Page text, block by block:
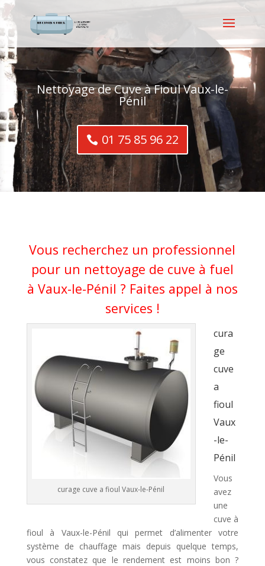
Nettoyage de Cuve à Fioul Vaux-le-
Pénil
01 75 85 96 22
Vous recherchez un professionnel
pour un nettoyage de cuve à fuel
à Vaux-le-Pénil ? Faites appel à nos
services !
curage cuve a fioul Vaux-le-Pénil
cura
ge
cuve
a
fioul
Vaux
-le-
Pénil
Vous
avez
une
cuve à
fioul à Vaux-le-Pénil qui permet d’alimenter votre
système de chauffage mais depuis quelque temps,
vous constatez que le rendement est moins bon ?